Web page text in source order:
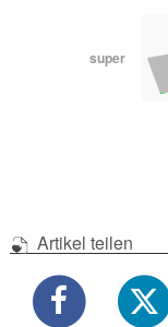
super
Artikel teilen